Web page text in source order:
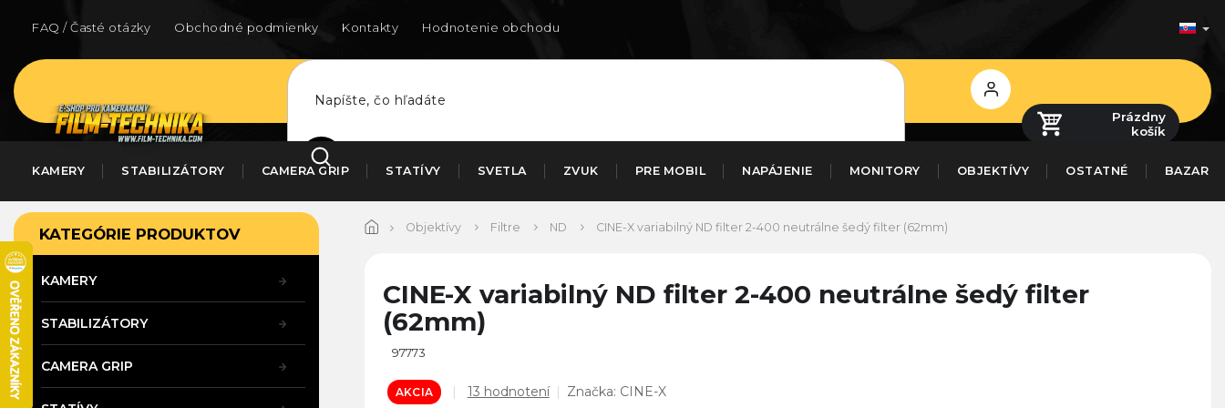
FAQ / Časté otázky Obchodné podmienky Kontakty Hodnotenie obchodu
Prihlásenie
HĽADAŤ
Prázdny
košík
KAMERY STABILIZÁTORY CAMERA GRIP STATÍVY SVETLA ZVUK PRE MOBIL NAPÁJENIE MONITORY OBJEKTÍVY OSTATNÉ BAZAR
Objektívy Filtre ND CINE-X variabilný ND filter 2-400 neutrálne šedý filter (62mm)
B
o
č
n
ý
p
a
n
e
l
Preskočiť
kategórie
KATEGÓRIE PRODUKTOV
KAMERY
STABILIZÁTORY
CAMERA GRIP
CINE-X variabilný ND filter 2-400 neutrálne šedý filter
(62mm)
97773
AKCIA
Priemerné
13 hodnotení Značka: CINE-X